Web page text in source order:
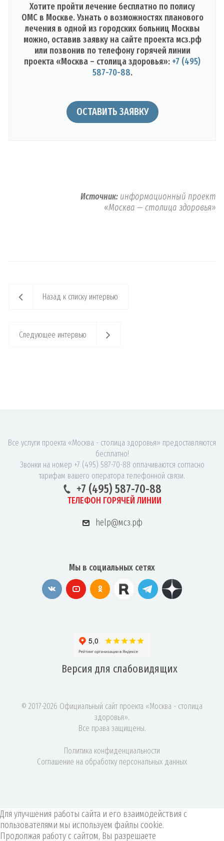
Хотите пройти лечение бесплатно по полису
ОМС в Москве. Узнать о возможностях планового
лечения в одной из городских больниц Москвы
можно, оставив заявку на сайте проекта мсз.рф
или позвонив по телефону горячей линии
проекта «Москва – столица здоровья»: +7 (495)
587-70-88.
ОСТАВИТЬ ЗАЯВКУ
Источник: информационный проект
«Москва — столица здоровья»
Назад к списку интервью
Следующее интервью
Все услуги проекта «Москва - столица здоровья» предоставляются
бесплатно!
Звонки на номер +7 (495) 587-70-88 оплачиваются согласно
тарифам вашего оператора телефонной связи.
+7 (495) 587-70-88
ТЕЛЕФОН ГОРЯЧЕЙ ЛИНИИ
help@мсз.рф
Мы в социальных сетях
Версия для слабовидящих
© 2017-2026 Официальный сайт проекта «Москва - столица
здоровья».
Все права защищены.
Политика конфиденциальности
Соглашение на обработку персональных данных
Для улучшения работы сайта и его взаимодействия с
пользователями мы используем файлы cookie.
Продолжая работу с сайтом, Вы разрешаете